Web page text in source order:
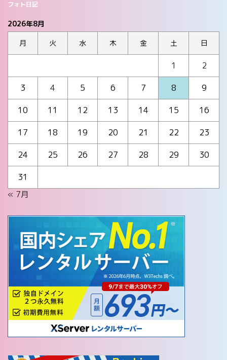
フォト日記
2026年8月
月
火 水 木 金 土 日
1
2
3
4 5 6 7 8
9
10
11 12 13 14 15
16
17
18 19 20 21 22
23
24
25 26 27 28 29
30
31
« 7月